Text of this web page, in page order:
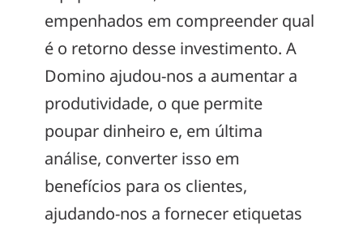
empenhados em compreender qual
é o retorno desse investimento. A
Domino ajudou-nos a aumentar a
produtividade, o que permite
poupar dinheiro e, em última
análise, converter isso em
benefícios para os clientes,
ajudando-nos a fornecer etiquetas